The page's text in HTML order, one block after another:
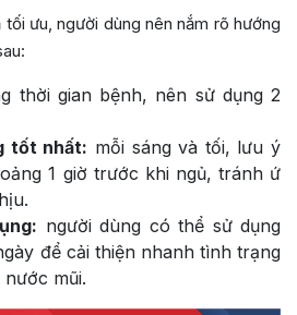
tối ưu, người dùng nên nắm rõ hướng
thời gian bệnh, nên sử dụng 2
tốt nhất: mỗi sáng và tối, lưu ý
1 giờ trước khi ngủ, tránh ứ
người dùng có thể sử dụng
để cải thiện nhanh tình trạng
mũi.